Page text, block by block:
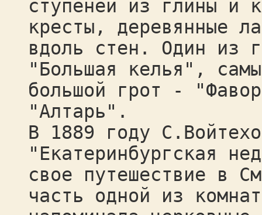
ступеней из глины и
кресты, деревянные
вдоль стен. Один из
"Большая келья",
большой грот -
"Алтарь".
В 1889 году
"Екатеринбургская
свое путешествие в
часть одной из комнат